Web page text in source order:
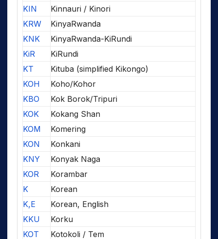
KIN
Kinnauri / Kinori
KRW
KinyaRwanda
KNK
KinyaRwanda-KiRundi
KiR
KiRundi
KT
Kituba (simplified Kikongo)
KOH
Koho/Kohor
KBO
Kok Borok/Tripuri
KOK
Kokang Shan
KOM
Komering
KON
Konkani
KNY
Konyak Naga
KOR
Korambar
K
Korean
K,E
Korean, English
KKU
Korku
KOT
Kotokoli / Tem